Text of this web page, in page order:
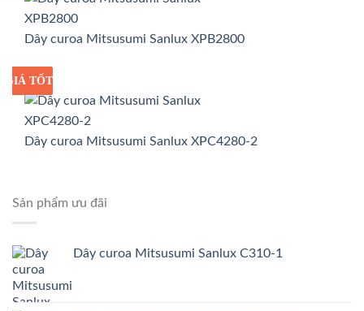
Dây curoa Mitsusumi Sanlux XPB2800
GIÁ SỈ
GIÁ TỐT
Dây curoa Mitsusumi Sanlux XPC4280-2
Sản phẩm ưu đãi
Dây curoa Mitsusumi Sanlux C310-1